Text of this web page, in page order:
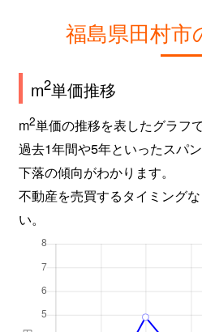
福島県田村市
m2単価推移
m2単価の推移を表したグラフで
過去1年間や5年といったスパ
下落の傾向がわかります。
不動産を売買するタイミング
い。